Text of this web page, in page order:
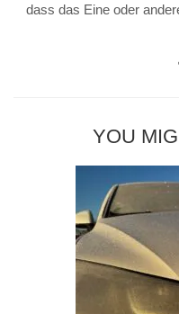
dass das Eine oder
YOU